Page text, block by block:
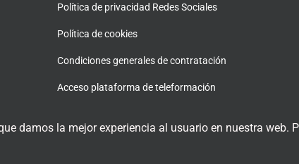
Política de privacidad Redes Sociales
Política de cookies
Condiciones generales de contratación
Acceso plataforma de teleformación
damos la mejor experiencia al usuario en nuestra web.